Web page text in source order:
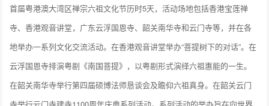
首届粤港澳大湾区禅宗六祖文化节历时5天，活动场地包括香港宝莲禅
寺、香港观音讲堂，广东云浮国恩寺、韶关南华寺和云门寺等，并在各
地举办一系列文化交流活动。在香港观音讲堂举办“菩提树下的对话”。在
云浮国恩寺排演粤剧《南国菩提》，以粤剧形式演绎六祖惠能的一生。
在韶关南华寺举行第四届硕博法师恳谈会及瞻仰六祖真身。在韶关云门